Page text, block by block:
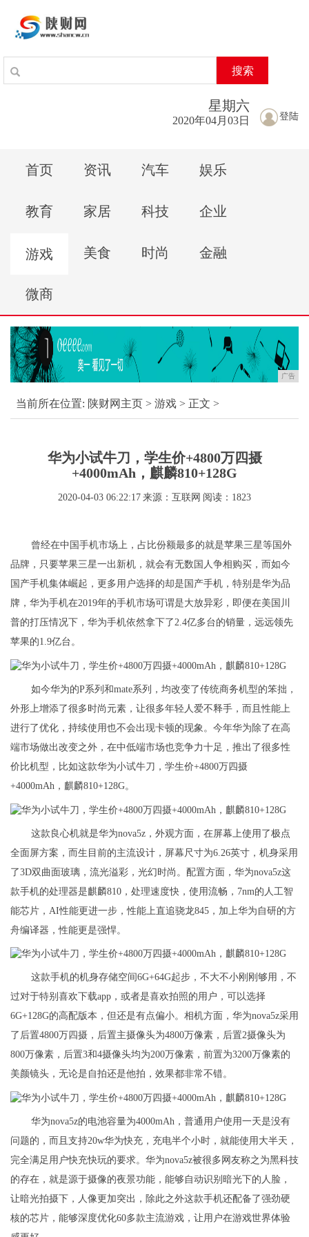
搜索
登陆
星期六
2020年04月03日
首页 资讯 汽车 娱乐
教育 家居 科技 企业
游戏 美食 时尚 金融
微商
广告
当前所在位置: 陕财网主页 > 游戏 > 正文 >
华为小试牛刀，学生价+4800万四摄
+4000mAh，麒麟810+128G
2020-04-03 06:22:17 来源：互联网 阅读：1823
曾经在中国手机市场上，占比份额最多的就是苹果三星等国外
品牌，只要苹果三星一出新机，就会有无数国人争相购买，而如今
国产手机集体崛起，更多用户选择的却是国产手机，特别是华为品
牌，华为手机在2019年的手机市场可谓是大放异彩，即便在美国川
普的打压情况下，华为手机依然拿下了2.4亿多台的销量，远远领先
苹果的1.9亿台。
如今华为的P系列和mate系列，均改变了传统商务机型的笨拙，
外形上增添了很多时尚元素，让很多年轻人爱不释手，而且性能上
进行了优化，持续使用也不会出现卡顿的现象。今年华为除了在高
端市场做出改变之外，在中低端市场也竞争力十足，推出了很多性
价比机型，比如这款华为小试牛刀，学生价+4800万四摄
+4000mAh，麒麟810+128G。
这款良心机就是华为nova5z，外观方面，在屏幕上使用了极点
全面屏方案，而生目前的主流设计，屏幕尺寸为6.26英寸，机身采用
了3D双曲面玻璃，流光溢彩，光幻时尚。配置方面，华为nova5z这
款手机的处理器是麒麟810，处理速度快，使用流畅，7nm的人工智
能芯片，AI性能更进一步，性能上直追骁龙845，加上华为自研的方
舟编译器，性能更是强悍。
这款手机的机身存储空间6G+64G起步，不大不小刚刚够用，不
过对于特别喜欢下载app，或者是喜欢拍照的用户，可以选择
6G+128G的高配版本，但还是有点偏小。相机方面，华为nova5z采用
了后置4800万四摄，后置主摄像头为4800万像素，后置2摄像头为
800万像素，后置3和4摄像头均为200万像素，前置为3200万像素的
美颜镜头，无论是自拍还是他拍，效果都非常不错。
华为nova5z的电池容量为4000mAh，普通用户使用一天是没有
问题的，而且支持20w华为快充，充电半个小时，就能使用大半天，
完全满足用户快充快玩的要求。华为nova5z被很多网友称之为黑科技
的存在，就是源于摄像的夜景功能，能够自动识别暗光下的人脸，
让暗光拍摄下，人像更加突出，除此之外这款手机还配备了强劲硬
核的芯片，能够深度优化60多款主流游戏，让用户在游戏世界体验